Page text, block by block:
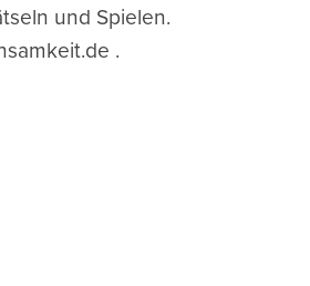
und Spielen.
.